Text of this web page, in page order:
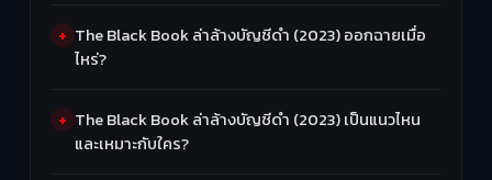
The Black Book ล่าล้างบัญชีดำ (2023) ออกฉายเมื่อ
ไหร่?
The Black Book ล่าล้างบัญชีดำ (2023) เป็นแนวไหน
และเหมาะกับใคร?